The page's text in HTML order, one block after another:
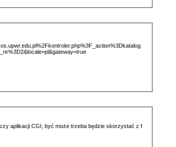
aplikacji CGI, być może trzeba będzie skorzystać z f